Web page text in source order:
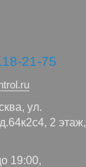
21-75
ул.
2 этаж,
19:00,